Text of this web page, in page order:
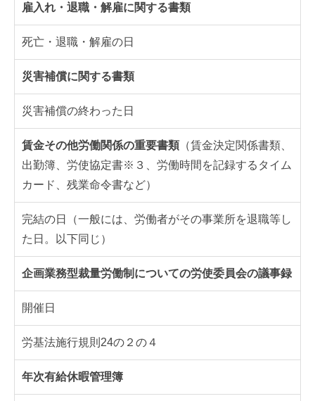
雇入れ・退職・解雇に関する書類
死亡・退職・解雇の日
災害補償に関する書類
災害補償の終わった日
賃金その他労働関係の重要書類 （賃金決定関係書類、
出勤簿、労使協定書※３、労働時間を記録するタイム
カード、残業命令書など）
完結の日（一般には、労働者がその事業所を退職等し
た日。以下同じ）
企画業務型裁量労働制についての労使委員会の議事録
開催日
労基法施行規則24の２の４
年次有給休暇管理簿